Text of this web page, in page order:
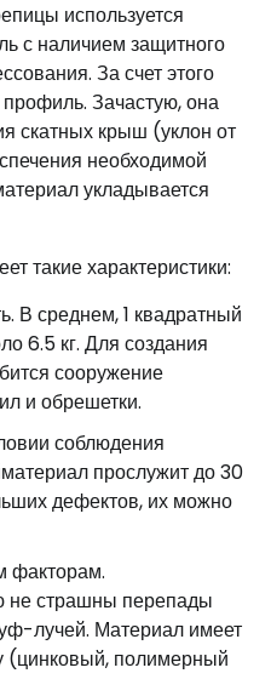
используется
с наличием защитного
За счет этого
Зачастую, она
скатных крыш (уклон от
необходимой
укладывается
такие характеристики:
В среднем, 1 квадратный
6.5 кг. Для создания
сооружение
и обрешетки.
соблюдения
прослужит до 30
дефектов, их можно
факторам.
не страшны перепады
лучей. Материал имеет
(цинковый, полимерный